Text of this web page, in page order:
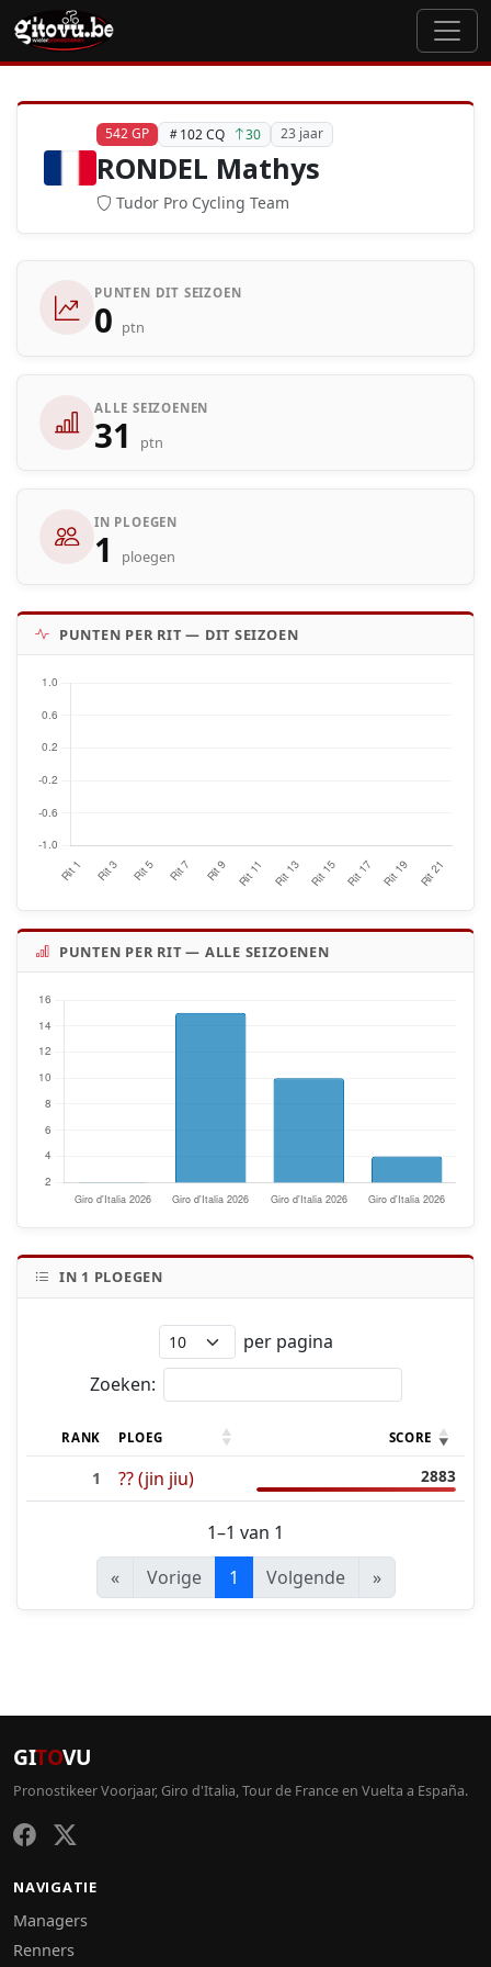
542 GP 102 CQ 30 23 jaar
RONDEL Mathys
Tudor Pro Cycling Team
PUNTEN DIT SEIZOEN
0 ptn
ALLE SEIZOENEN
31 ptn
IN PLOEGEN
1 ploegen
PUNTEN PER RIT — DIT SEIZOEN
PUNTEN PER RIT — ALLE SEIZOENEN
IN 1 PLOEGEN
per pagina
Zoeken:
RANK PLOEG SCORE
1 ?? (jin jiu) 2883
1–1 van 1
«
Vorige 1 Volgende »
GITOVU
Pronostikeer Voorjaar, Giro d'Italia, Tour de France en Vuelta a España.
NAVIGATIE
Managers
Renners